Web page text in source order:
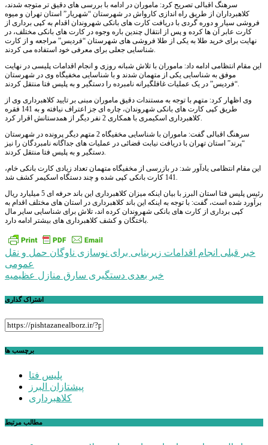
سرهنگ اقبالی تصریح کرد: ماموران در ادامه با بررسی های دقیق تر متوجه شدند،
کلاهبرداران از طریق راه اندازی کارواش در شهرستان “شهریار” استان تهران و میوه
فروشی سیار و دوره گردی با دریافت کارت های بانکی شهروندان اقدام به کپی برداری از
کارت عابر آن ها کرده و پس از انتقال چندین باره وجوه در کارت های بانکی مختلف، در
نهایت برای خرید طلا به یکی از طلا فروشی های شهرستان “فردیس” مراجعه و از کارت
شناسایی جعلی برای معرفی خود استفاده می کردند.
این مقام انتظامی ادامه داد: ماموران با تلاش شبانه روزی و انجام اقدامات پلیسی در نهایت
موفق به شناسایی یکی از متهمان شدند و با شناسایی مخفیگاه وی در شهرستان
“فردیس” در یک عملیات غافلگیرانه نامبرده را دستگیر و به پلیس فتا منتقل کردند.
وی اظهار کرد: متهم با توجه به مستندات دقیق ماموران مبنی بر تایید کلاهبرداری وی از
طریق کپی کارت های بانکی شهروندان، چاره ای جز اعتراف نیافته و به 141 فقره
کلاهبرداری اسکیمری با همکاری 2 نفر دیگر از همدستانش اقرار کرد.
سرهنگ اقبالی گفت: ماموران با شناسایی مخفیگاه 2 متهم دیگر پرونده در شهرستان
“پرند” استان تهران با دریافت نیابت قضائی در عملیات های جداگانه نامبردگان را نیز
دستگیر و به پلیس فتا منتقل کردند.
این مقام انتظامی یادآور شد: در بازرسی از مخفیگاه متهمان تعداد زیادی کارت بانکی خام،
141 کارت بانکی کپی شده و چند دستگاه اسکیمر کشف شد.
رئیس پلیس فتا استان البرز با بیان اینکه میزان کلاهبرداری این باند حرفه ای 5 میلیارد ریال
برآورد شده است، گفت: با توجه به اینکه این باند کلاهبرداری در استان های مختلف اقدام به
کپی برداری از کارت های بانکی شهروندان کرده اند، تلاش برای شناسایی سایر مال
باختگان و کشف کلاهبرداری های بیشتر ادامه دارد.
راهبری
نوشته
خبر قبلی انجام اقدامات زیربنایی برای نوسازی ناوگان حمل و نقل
عمومی
خبر بعدی دستگیری سارق منازل عظیمیه
اشتراک گذاری
برچسب ها
پلیس فتا
پیشتازان البرز
کلاهبرداری
مطالب مرتبط